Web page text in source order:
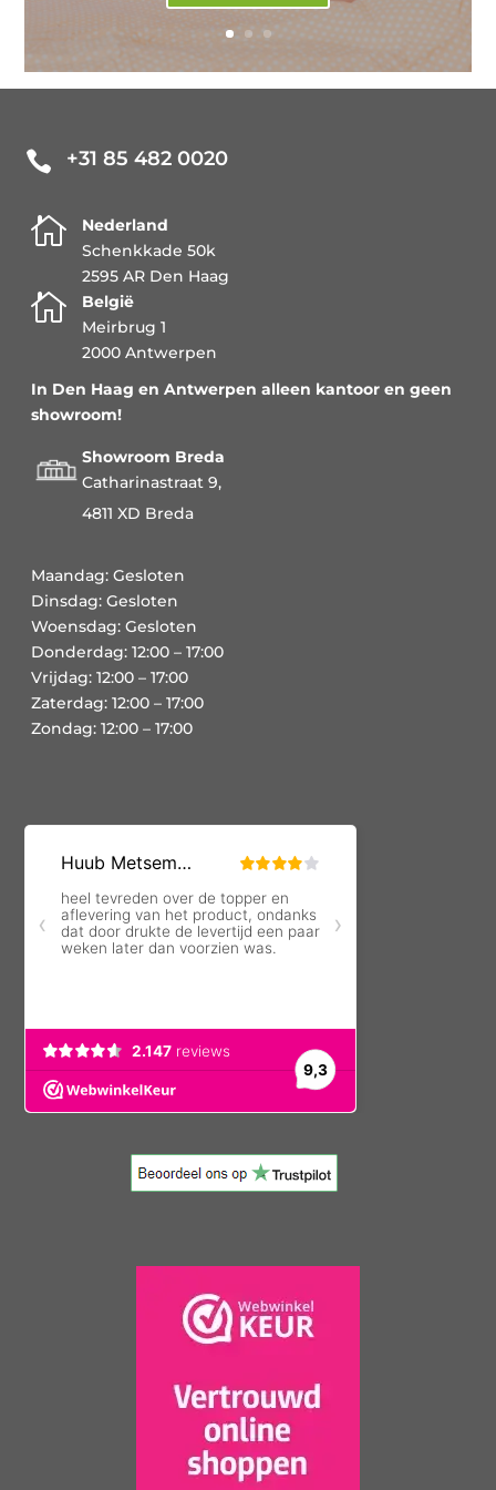
 +31 85 482 0020

Nederland
Schenkkade 50k
2595 AR Den Haag

België
Meirbrug 1
2000 Antwerpen
In Den Haag en Antwerpen alleen kantoor en geen
showroom!
Showroom Breda
Catharinastraat 9,
4811 XD Breda
Maandag: Gesloten
Dinsdag: Gesloten
Woensdag: Gesloten
Donderdag: 12:00 – 17:00
Vrijdag: 12:00 – 17:00
Zaterdag: 12:00 – 17:00
Zondag: 12:00 – 17:00